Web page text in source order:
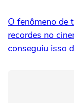
O fenômeno de
recordes no
conseguiu isso